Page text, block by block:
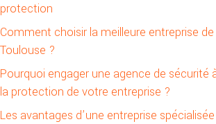
protection
Comment choisir la meilleure entreprise
Toulouse ?
Pourquoi engager une agence de sécurité
la protection de votre entreprise ?
Les avantages d’une entreprise